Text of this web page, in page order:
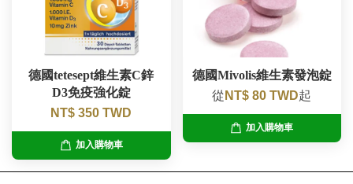
德國tetesept維生素C鋅
D3免疫強化錠
NT$ 350 TWD
加入購物車
德國Mivolis維生素發泡錠
從 NT$ 80 TWD起
加入購物車